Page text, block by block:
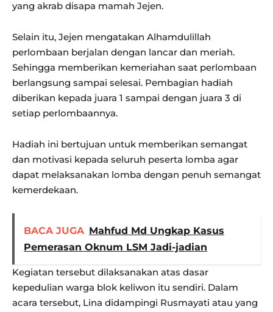
yang akrab disapa mamah Jejen.
Selain itu, Jejen mengatakan Alhamdulillah
perlombaan berjalan dengan lancar dan meriah.
Sehingga memberikan kemeriahan saat perlombaan
berlangsung sampai selesai. Pembagian hadiah
diberikan kepada juara 1 sampai dengan juara 3 di
setiap perlombaannya.
Hadiah ini bertujuan untuk memberikan semangat
dan motivasi kepada seluruh peserta lomba agar
dapat melaksanakan lomba dengan penuh semangat
kemerdekaan.
BACA JUGA Mahfud Md Ungkap Kasus
Pemerasan Oknum LSM Jadi-jadian
Kegiatan tersebut dilaksanakan atas dasar
kepedulian warga blok keliwon itu sendiri. Dalam
acara tersebut, Lina didampingi Rusmayati atau yang